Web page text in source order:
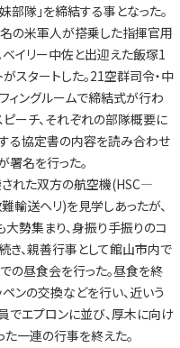
隊」を締結する事となった。
の米軍人が搭乗した指揮官用
イリー中佐と出迎えた飯塚1
スタートした。21空群司令・中
ィングルームで締結式が行わ
ピーチ、それぞれの部隊概要に
る協定書の内容を読み合わせ
名を行った。
れた双方の航空機(HSC—
送ヘリ)を見学しあったが、
勢集まり、身振り手振りのコ
き、親善行事として館山市内で
の昼食会を行った。昼食を終
ンの交換などを行い、近いう
でエプロンに並び、厚木に向け
一連の行事を終えた。